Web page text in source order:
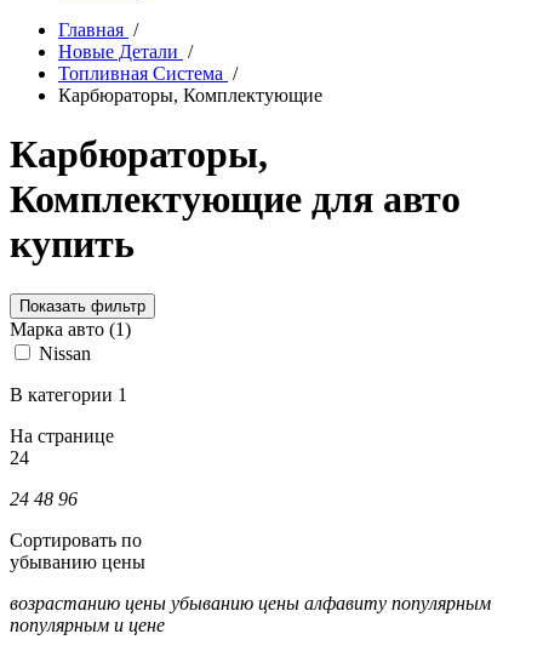
Главная /
Новые Детали /
Топливная Система /
Карбюраторы, Комплектующие
Карбюраторы,
Комплектующие для авто
купить
Показать фильтр
Марка авто (1)
Nissan
В категории 1
На странице
24
24 48 96
Сортировать по
убыванию цены
возрастанию цены убыванию цены алфавиту популярным
популярным и цене